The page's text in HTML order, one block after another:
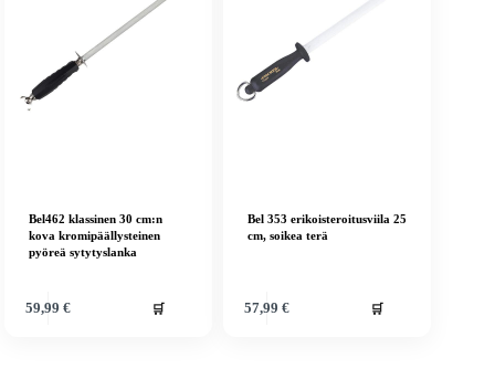
Bel462 klassinen 30 cm:n
kova kromipäällysteinen
pyöreä sytytyslanka
59,99 € 🛒
Bel 353 erikoisteroitusviila 25
cm, soikea terä
57,99 € 🛒